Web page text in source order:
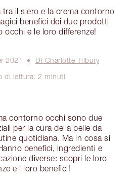
tra il siero e la crema contorno
benefici dei due prodotti
occhi e le loro differenze!
2021
Di Charlotte Tilbury
di lettura: 2 minuti
contorno occhi sono due
per la cura della pelle da
quotidiana. Ma in cosa si
benefici, ingredienti e
diverse: scopri le loro
e i loro benefici!